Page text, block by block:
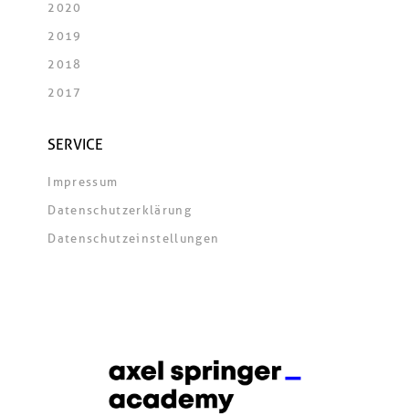
2020
2019
2018
2017
SERVICE
Impressum
Datenschutzerklärung
Datenschutzeinstellungen